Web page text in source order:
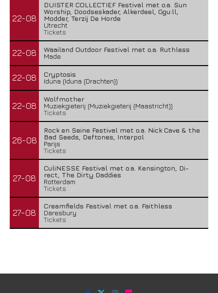
22-08
DUISTER COLLECTIEF Festival met o.a. Sun
Worship, Doodseskader, Alkerdeel, Ggu:ll,
Modder, Terzij De Horde
Utrecht
Tickets
22-08
Waailand Outdoor Festival met o.a. Ruthless
Made
22-08
Cryptosis
Iduna (Iduna (Drachten))
22-08
Wolfmother
Muziekgieterij (Muziekgieterij (Maastricht))
Tickets
26-08
Rock en Seine Festival met o.a. Nick Cave & the
Bad Seeds, Deftones, Interpol
Parijs
Tickets
27-08
CuliNESSE Festival met o.a. Kensington, Di-
rect, The Dirty Daddies
Rotterdam
Tickets
27-08
Creamfields Festival met o.a. Faithless
Daresbury
Tickets